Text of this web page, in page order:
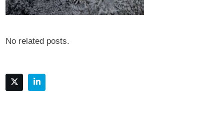
No related posts.